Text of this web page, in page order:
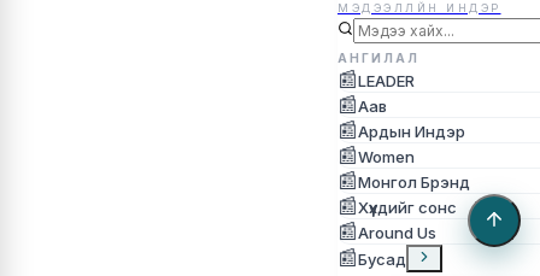
МЭДЭЭЛЛЙН ИНДЭР
АНГИЛАЛ
📰LEADER
📰Аав
📰Ардын Индэр
📰Women
📰Монгол Брэнд
📰Хүүхдийг сонс
📰Around Us
📰Бусад